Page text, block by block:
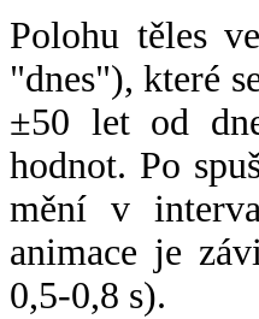
Polohu těles
"dnes"), které
±50 let od
hodnot. Po
mění v
animace je
0,5-0,8 s).